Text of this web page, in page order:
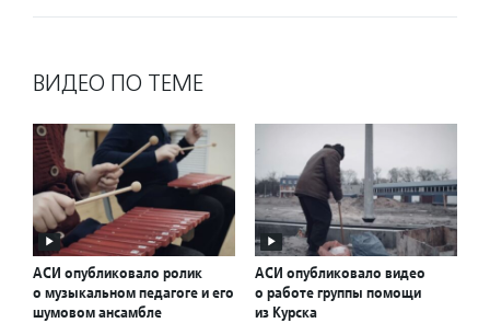
ВИДЕО ПО ТЕМЕ
АСИ опубликовало ролик
о музыкальном педагоге и его
шумовом ансамбле
АСИ опубликовало видео
о работе группы помощи
из Курска